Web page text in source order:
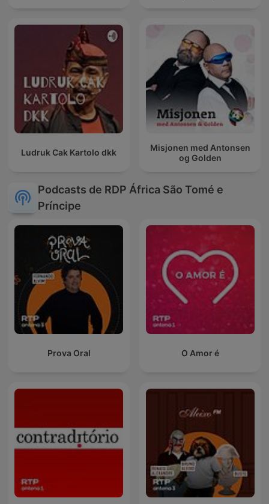
Ludruk Cak Kartolo dkk
Misjonen med Antonsen
og Golden
Podcasts de RDP África São Tomé e
Príncipe
Prova Oral O Amor é